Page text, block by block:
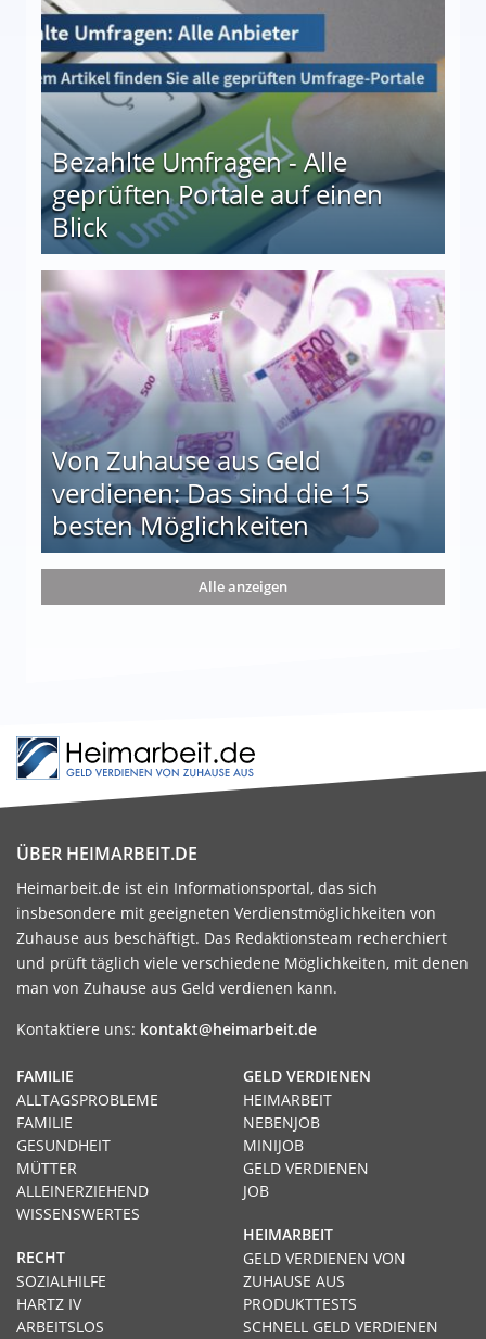
Bezahlte Umfragen - Alle
geprüften Portale auf einen
Blick
auf einen Blick
Von Zuhause aus Geld
verdienen: Das sind die 15
besten Möglichkeiten
die 15 besten Möglichkeiten
Alle anzeigen
ÜBER HEIMARBEIT.DE
Heimarbeit.de ist ein Informationsportal, das sich
insbesondere mit geeigneten Verdienstmöglichkeiten von
Zuhause aus beschäftigt. Das Redaktionsteam recherchiert
und prüft täglich viele verschiedene Möglichkeiten, mit denen
man von Zuhause aus Geld verdienen kann.
Kontaktiere uns: kontakt@heimarbeit.de
GELD VERDIENEN
HEIMARBEIT
NEBENJOB
MINIJOB
GELD VERDIENEN
JOB
HEIMARBEIT
GELD VERDIENEN VON
ZUHAUSE AUS
PRODUKTTESTS
SCHNELL GELD VERDIENEN
FAMILIE
ALLTAGSPROBLEME
FAMILIE
GESUNDHEIT
MÜTTER
ALLEINERZIEHEND
WISSENSWERTES
RECHT
SOZIALHILFE
HARTZ IV
ARBEITSLOS